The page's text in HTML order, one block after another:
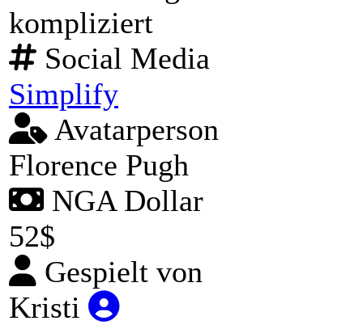
kompliziert
Social Media
Simplify
Avatarperson
Florence Pugh
NGA Dollar
52$
Gespielt von
Kristi